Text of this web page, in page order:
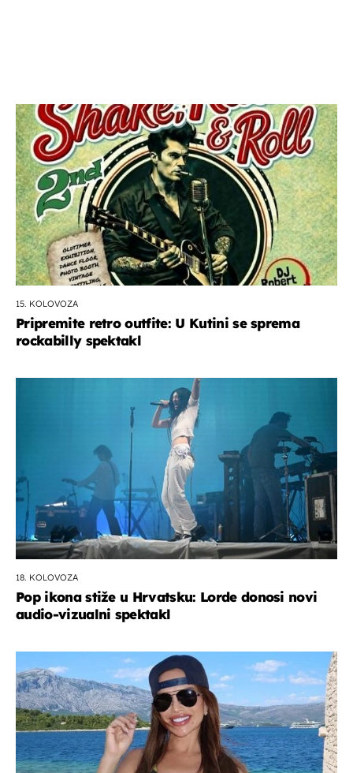
15. KOLOVOZA
Pripremite retro outfite: U Kutini se sprema
rockabilly spektakl
18. KOLOVOZA
Pop ikona stiže u Hrvatsku: Lorde donosi novi
audio-vizualni spektakl